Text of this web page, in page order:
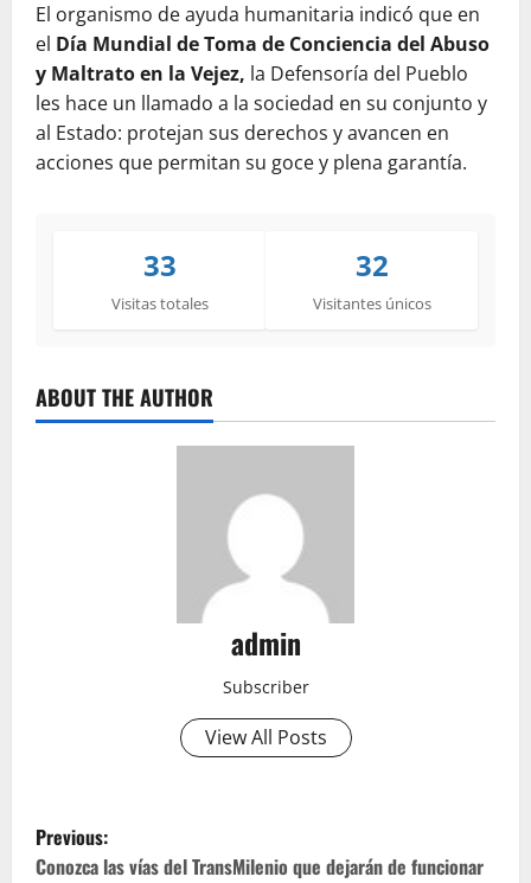
El organismo de ayuda humanitaria indicó que en
el Día Mundial de Toma de Conciencia del Abuso
y Maltrato en la Vejez, la Defensoría del Pueblo
les hace un llamado a la sociedad en su conjunto y
al Estado: protejan sus derechos y avancen en
acciones que permitan su goce y plena garantía.
33
Visitas totales
32
Visitantes únicos
ABOUT THE AUTHOR
admin
Subscriber
View All Posts
P
Previous:
Conozca las vías del TransMilenio que dejarán de funcionar